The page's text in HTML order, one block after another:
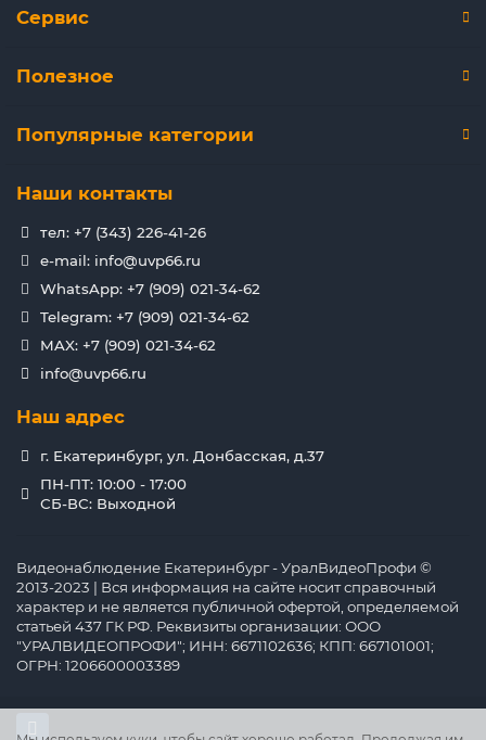
Сервис
Полезное
Популярные категории
Наши контакты
тел: +7 (343) 226-41-26
e-mail: info@uvp66.ru
WhatsApp: +7 (909) 021-34-62
Telegram: +7 (909) 021-34-62
MAX: +7 (909) 021-34-62
info@uvp66.ru
Наш адрес
г. Екатеринбург, ул. Донбасская, д.37
ПН-ПТ: 10:00 - 17:00
СБ-ВС: Выходной
Видеонаблюдение Екатеринбург - УралВидеоПрофи ©
2013-2023 | Вся информация на сайте носит справочный
характер и не является публичной офертой, определяемой
статьей 437 ГК РФ. Реквизиты организации: ООО
"УРАЛВИДЕОПРОФИ"; ИНН: 6671102636; КПП: 667101001;
ОГРН: 1206600003389